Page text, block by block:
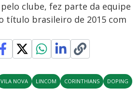
clube, fez parte da equipe
título brasileiro de 2015 com
VILA NOVA LINCOM CORINTHIANS DOPING